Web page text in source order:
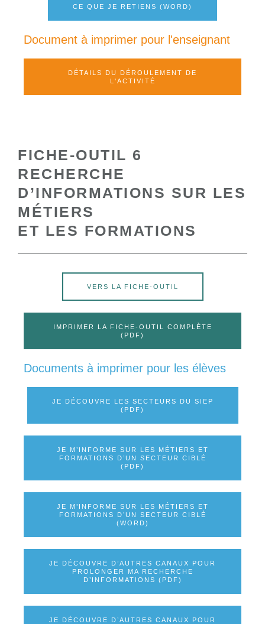
CE QUE JE RETIENS (WORD)
Document à imprimer pour l'enseignant
DÉTAILS DU DÉROULEMENT DE
L'ACTIVITÉ
FICHE-OUTIL 6
RECHERCHE
D’INFORMATIONS SUR LES
MÉTIERS
ET LES FORMATIONS
VERS LA FICHE-OUTIL
IMPRIMER LA FICHE-OUTIL COMPLÈTE
(PDF)
Documents à imprimer pour les élèves
JE DÉCOUVRE LES SECTEURS DU SIEP
(PDF)
JE M’INFORME SUR LES MÉTIERS ET
FORMATIONS D’UN SECTEUR CIBLÉ
(PDF)
JE M’INFORME SUR LES MÉTIERS ET
FORMATIONS D’UN SECTEUR CIBLÉ
(WORD)
JE DÉCOUVRE D’AUTRES CANAUX POUR
PROLONGER MA RECHERCHE
D’INFORMATIONS (PDF)
JE DÉCOUVRE D’AUTRES CANAUX POUR